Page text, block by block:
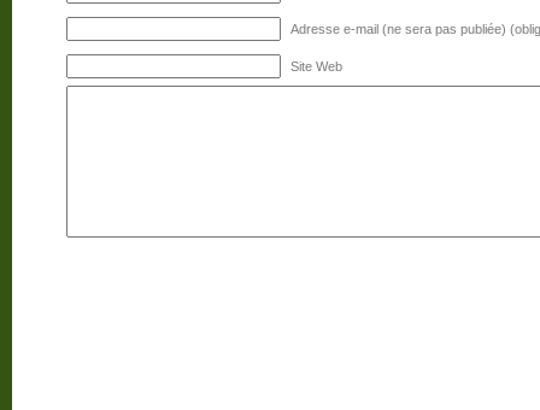
Adresse e-mail (ne sera pas publiée)
Site Web